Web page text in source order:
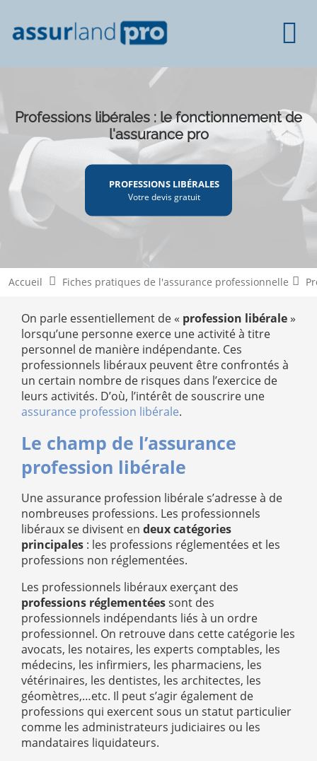
Professions libérales : le fonctionnement de
l'assurance pro
PROFESSIONS LIBÉRALES
Votre devis gratuit
Accueil Fiches pratiques de l'assurance professionnelle
On parle essentiellement de « profession libérale »
lorsqu’une personne exerce une activité à titre
personnel de manière indépendante. Ces
professionnels libéraux peuvent être confrontés à
un certain nombre de risques dans l’exercice de
leurs activités. D’où, l’intérêt de souscrire une
assurance profession libérale.
Le champ de l’assurance
profession libérale
Une assurance profession libérale s’adresse à de
nombreuses professions. Les professionnels
libéraux se divisent en deux catégories
principales : les professions réglementées et les
professions non réglementées.
Les professionnels libéraux exerçant des
professions réglementéessont des
professionnels indépendants liés à un ordre
professionnel. On retrouve dans cette catégorie les
avocats, les notaires, les experts comptables, les
médecins, les infirmiers, les pharmaciens, les
vétérinaires, les dentistes, les architectes, les
géomètres,…etc. Il peut s’agir également de
professions qui exercent sous un statut particulier
comme les administrateurs judiciaires ou les
mandataires liquidateurs.